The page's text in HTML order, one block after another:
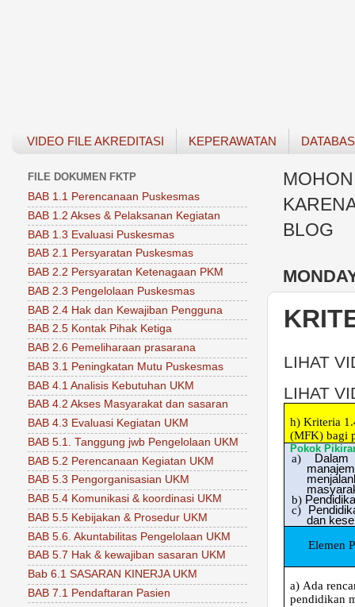
VIDEO FILE AKREDITASI KEPERAWATAN
BLOG
LIHAT
LIHAT
h) Kriteria
(MFK) bagi
Pokok
a)
b)
c)
dan
Elemen
a) Ada
pendidikan
FILE DOKUMEN FKTP
BAB 1.1 Perencanaan Puskesmas
BAB 1.2 Akses & Pelaksanan Kegiatan
BAB 1.3 Evaluasi Puskesmas
BAB 2.1 Persyaratan Puskesmas
BAB 2.2 Persyaratan Ketenagaan PKM
BAB 2.3 Pengelolaan Puskesmas
BAB 2.4 Hak dan Kewajiban Pengguna
BAB 2.5 Kontak Pihak Ketiga
BAB 2.6 Pemeliharaan prasarana
BAB 3.1 Peningkatan Mutu Puskesmas
BAB 4.1 Analisis Kebutuhan UKM
BAB 4.2 Akses Masyarakat dan sasaran
BAB 4.3 Evaluasi Kegiatan UKM
BAB 5.1. Tanggung jwb Pengelolaan UKM
BAB 5.2 Perencanaan Kegiatan UKM
BAB 5.3 Pengorganisasian UKM
BAB 5.4 Komunikasi & koordinasi UKM
BAB 5.5 Kebijakan & Prosedur UKM
BAB 5.6. Akuntabilitas Pengelolaan UKM
BAB 5.7 Hak & kewajiban sasaran UKM
Bab 6.1 SASARAN KINERJA UKM
BAB 7.1 Pendaftaran Pasien